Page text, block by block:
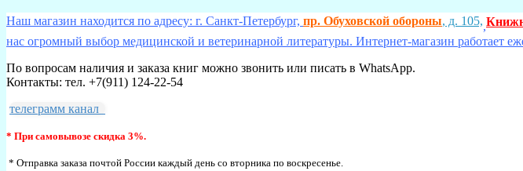
Наш магазин находится по адресу: г. Санкт-Петербург, пр. Обуховской обороны, д. 105,,
нас огромный выбор медицинской и ветеринарной литературы. Интернет-магазин работает
По вопросам наличия и заказа книг можно звонить или писать в WhatsApp.
Контакты: тел. +7(911) 124-22-54
телеграмм канал
* При самовывозе скидка 3%.
* Отправка заказа почтой России каждый день со вторника по воскресенье.